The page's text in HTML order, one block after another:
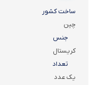
ساخت کشور
چین
جنس
کریستال
تعداد
یک عدد